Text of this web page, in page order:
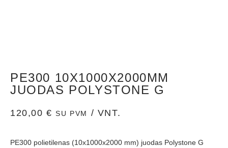
PE300 10X1000X2000MM
JUODAS POLYSTONE G
120,00€ SU PVM / VNT.
PE300 polietilenas (10x1000x2000 mm) juodas Polystone G